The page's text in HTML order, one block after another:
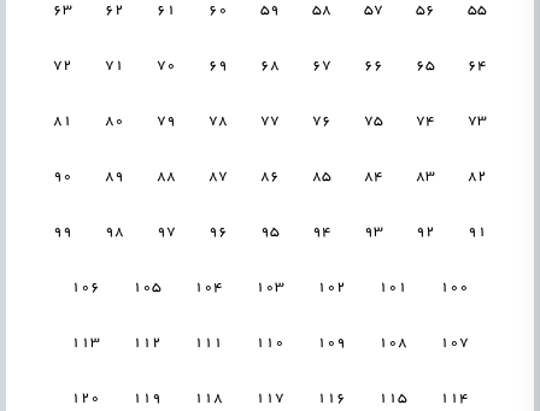
55
56
57
58
59
60
61
62
63
64
65
66
67
68
69
70
71
72
73
74
75
76
77
78
79
80
81
82
83
84
85
86
87
88
89
90
91
92
93
94
95
96
97
98
99
100
101
102
103
104
105
106
107
108
109
110
111
112
113
114
115
116
117
118
119
120